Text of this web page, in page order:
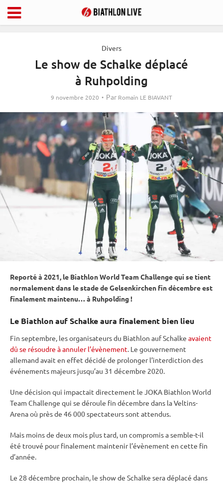
Divers
Le show de Schalke déplacé
à Ruhpolding
9 novembre 2020 Par Romain LE BIAVANT
Reporté à 2021, le Biathlon World Team Challenge qui se tient
normalement dans le stade de Gelsenkirchen fin décembre est
finalement maintenu… à Ruhpolding!
Le Biathlon auf Schalke aura finalement bien lieu
Fin septembre, les organisateurs du Biathlon auf Schalke avaient
dû se résoudre à annuler l’évènement. Le gouvernement
allemand avait en effet décidé de prolonger l’interdiction des
événements majeurs jusqu’au 31 décembre 2020.
Une décision qui impactait directement le JOKA Biathlon World
Team Challenge qui se déroule fin décembre dans la Veltins-
Arena où près de 46 000 spectateurs sont attendus.
Mais moins de deux mois plus tard, un compromis a semble-t-il
été trouvé pour finalement maintenir l’évènement en cette fin
d’année.
Le 28 décembre prochain, le show de Schalke sera déplacé dans